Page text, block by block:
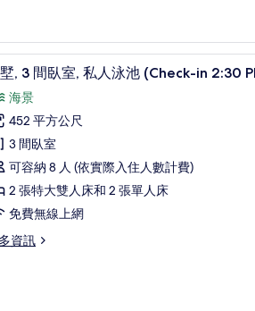
| 高級寢具、羽絨被、免費迷你吧物品、客房內保
別墅, 3 間臥室,
17, 3 間臥室, 私人泳池 (Check-in 2:30
海景
452 平方公尺
3 間臥室
可容納 8 人 (依實際入住人數計費)
2 張特大雙人床和 2 張單人床
免費無線上網
資訊